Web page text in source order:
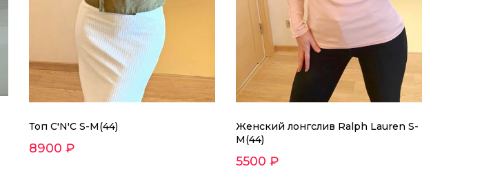
Топ C'N'C S-M(44)
8900 ₽
Женский лонгслив Ralph Lauren S-
M(44)
5500 ₽